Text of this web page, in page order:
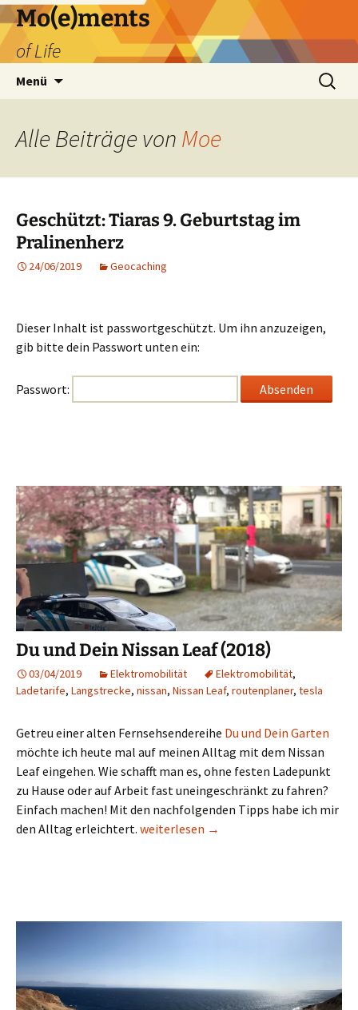
Zum
Inhalt
springen
Mo(e)ments
of Life
Menü
Suchen
nach:
Alle Beiträge von Moe
Geschützt: Tiaras 9. Geburtstag im
Pralinenherz
24/06/2019 Geocaching
Dieser Inhalt ist passwortgeschützt. Um ihn anzuzeigen,
gib bitte dein Passwort unten ein:
Passwort:
Du und Dein Nissan Leaf (2018)
03/04/2019 Elektromobilität Elektromobilität,
Ladetarife, Langstrecke, nissan, Nissan Leaf, routenplaner, tesla
Getreu einer alten Fernsehsendereihe Du und Dein Garten
möchte ich heute mal auf meinen Alltag mit dem Nissan
Leaf eingehen. Wie schafft man es, ohne festen Ladepunkt
zu Hause oder auf Arbeit fast uneingeschränkt zu fahren?
Einfach machen! Mit den nachfolgenden Tipps habe ich mir
den Alltag erleichtert. Du und Dein Nissan Leaf (2018)
weiterlesen →